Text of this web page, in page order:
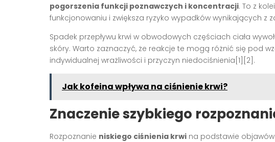
pogorszenia funkcji poznawczych i koncentracji. To z
funkcjonowaniu i zwiększa ryzyko wypadków wynikających z
Spadek przepływu krwi w obwodowych częściach ciała
skóry. Warto zaznaczyć, że reakcje te mogą różnić się pod
indywidualnej wrażliwości i przyczyn niedociśnienia[1][2].
Jak kofeina wpływa na ciśnienie krwi?
Znaczenie szybkiego
Rozpoznanie niskiego ciśnienia krwi na podstawie